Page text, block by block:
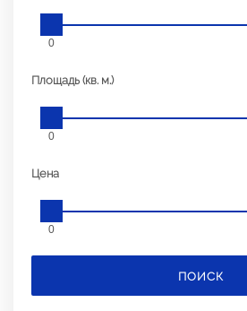
0
Площадь (кв. м.)
0
Цена
0
ПОИСК